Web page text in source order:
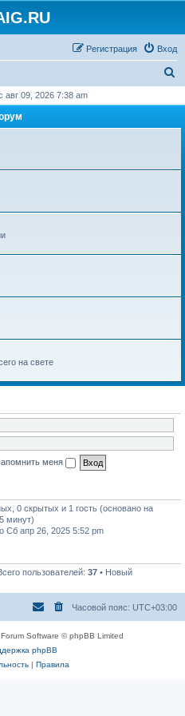
Вход
Регистрация
с
09, 2026 7:38 am
на свете
меня
0 скрытых и 1 гость (основано на
минут)
Сб апр 26, 2025 5:52 pm
пользователей: 37 • Новый
Часовой пояс: UTC+03:00
Software © phpBB Limited
phpBB
| Правила